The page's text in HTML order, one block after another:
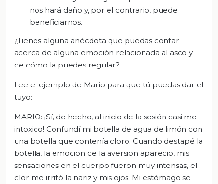
nos hará daño y, por el contrario, puede
beneficiarnos.
¿Tienes alguna anécdota que puedas contar
acerca de alguna emoción relacionada al asco y
de cómo la puedes regular?
Lee el ejemplo de Mario para que tú puedas dar el
tuyo:
MARIO: ¡Sí, de hecho, al inicio de la sesión casi me
intoxico! Confundí mi botella de agua de limón con
una botella que contenía cloro. Cuando destapé la
botella, la emoción de la aversión apareció, mis
sensaciones en el cuerpo fueron muy intensas, el
olor me irritó la nariz y mis ojos. Mi estómago se